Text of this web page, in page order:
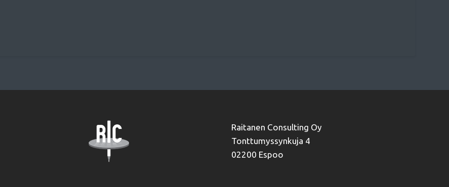
Raitanen Consulting Oy
Tonttumyssynkuja 4
02200 Espoo